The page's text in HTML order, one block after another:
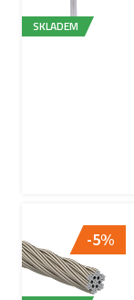
SKLADEM
-5%